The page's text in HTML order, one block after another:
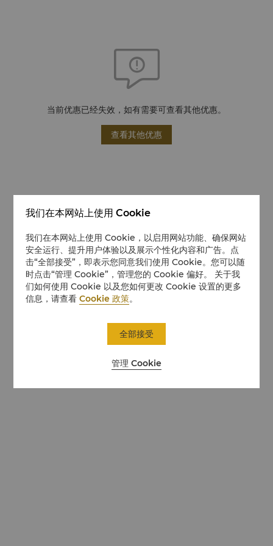
当前优惠已经失效，如有需要可查看其他优惠。
查看其他优惠
我们在本网站上使用 Cookie
我们在本网站上使用 Cookie，以启用网站功能、确保网站
安全运行、提升用户体验以及展示个性化内容和广告。点
击“全部接受”，即表示您同意我们使用 Cookie。您可以随
时点击“管理 Cookie”，管理您的 Cookie 偏好。 关于我
们如何使用 Cookie 以及您如何更改 Cookie 设置的更多
信息，请查看Cookie 政策。
管理 Cookie
全部接受